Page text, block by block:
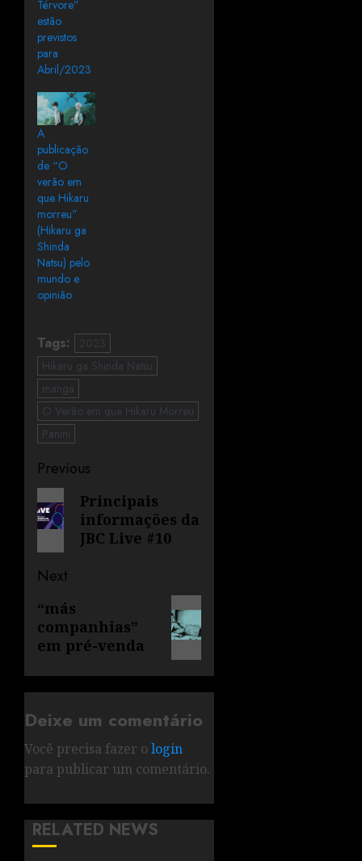
Térvore”
estão
previstos
para
Abril/2023
A
publicação
de “O
verão em
que Hikaru
morreu”
(Hikaru ga
Shinda
Natsu) pelo
mundo e
opinião
Tags:
2023
Hikaru ga Shinda Natsu
manga
O Verão em que Hikaru Morreu
Panini
Previous
Principais
informações da
JBC Live #10
Next
“más
companhias”
em pré-venda
Deixe um comentário
Você precisa fazer o login
para publicar um comentário.
RELATED NEWS